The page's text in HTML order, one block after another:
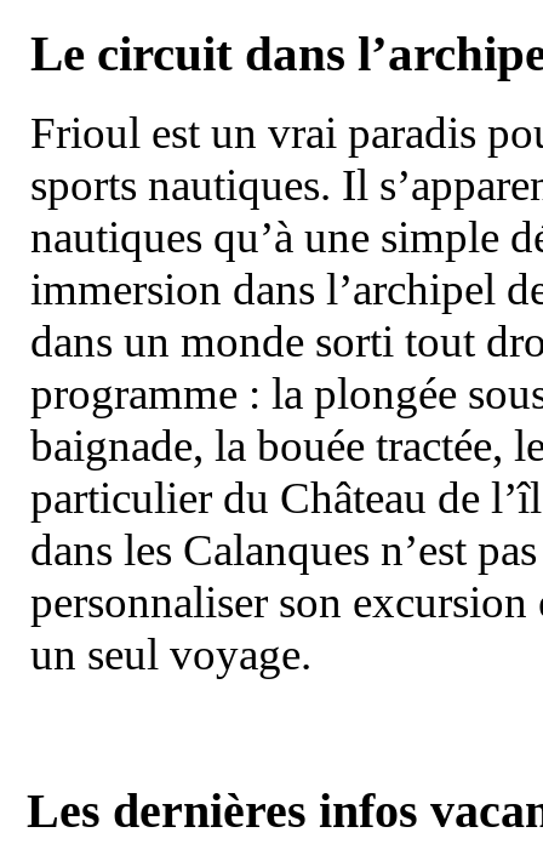
Le circuit dans
Frioul est un vrai paradis
sports nautiques. Il
nautiques qu’à une simple
immersion dans l’archipel
dans un monde sorti tout
programme : la plongée
baignade, la bouée tractée,
particulier du Château de
dans les Calanques n’est
personnaliser son
un seul voyage.
Les dernières infos